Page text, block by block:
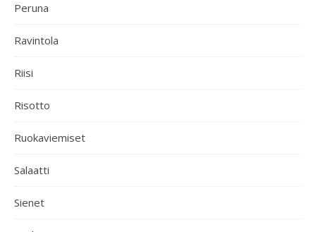
Peruna
Ravintola
Riisi
Risotto
Ruokaviemiset
Salaatti
Sienet